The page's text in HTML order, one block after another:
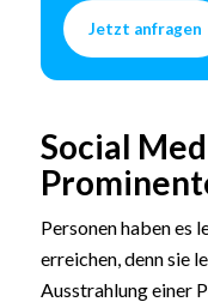
Jetzt anfragen
Social
Personen haben es
erreichen, denn sie
Ausstrahlung einer